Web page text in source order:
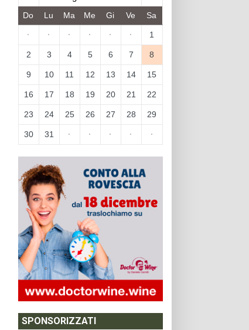
Do Lu Ma Me Gi Ve Sa
· · · · · · 1
2 3 4 5 6 7 8
9 10 11 12 13 14 15
16 17 18 19 20 21 22
23 24 25 26 27 28 29
30 31 · · · · ·
SPONSORIZZATI